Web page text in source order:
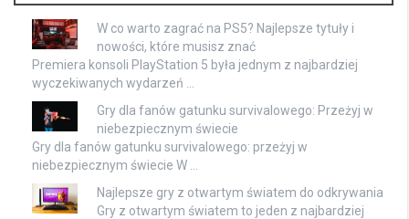
W co warto zagrać na PS5? Najlepsze tytuły i
nowości, które musisz znać
Premiera konsoli PlayStation 5 była jednym z najbardziej
wyczekiwanych wydarzeń …
Gry dla fanów gatunku survivalowego: Przeżyj w
niebezpiecznym świecie
Gry dla fanów gatunku survivalowego: przeżyj w
niebezpiecznym świecie W …
Najlepsze gry z otwartym światem do odkrywania
Gry z otwartym światem to jeden z najbardziej